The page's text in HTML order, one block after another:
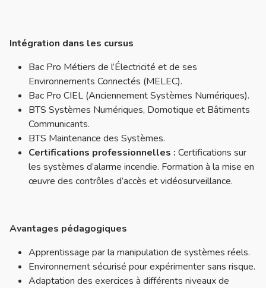
Intégration dans les cursus
Bac Pro Métiers de l’Électricité et de ses
Environnements Connectés (MELEC).
Bac Pro CIEL (Anciennement Systèmes Numériques).
BTS Systèmes Numériques, Domotique et Bâtiments
Communicants.
BTS Maintenance des Systèmes.
Certifications professionnelles : Certifications sur
les systèmes d’alarme incendie. Formation à la mise en
œuvre des contrôles d’accès et vidéosurveillance.
Avantages pédagogiques
Apprentissage par la manipulation de systèmes réels.
Environnement sécurisé pour expérimenter sans risque.
Adaptation des exercices à différents niveaux de